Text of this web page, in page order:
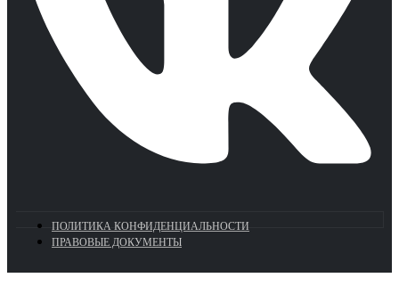
ПОЛИТИКА КОНФИДЕНЦИАЛЬНОСТИ
ПРАВОВЫЕ ДОКУМЕНТЫ